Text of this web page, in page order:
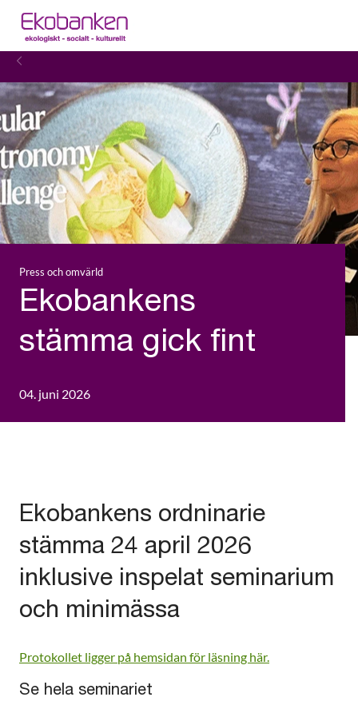
Press och omvärld
Ekobankens
stämma gick fint
04. juni 2026
Ekobankens ordninarie
stämma 24 april 2026
inklusive inspelat seminarium
och minimässa
Protokollet ligger på hemsidan för läsning här.
Se hela seminariet